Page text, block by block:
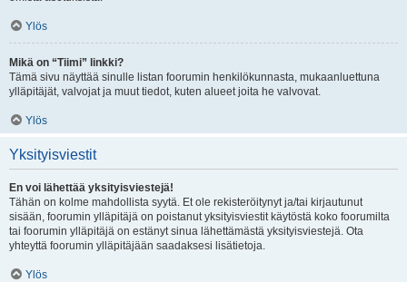
Ylös
Mikä on “Tiimi” linkki?
Tämä sivu näyttää sinulle listan foorumin henkilökunnasta, mukaanluettuna
ylläpitäjät, valvojat ja muut tiedot, kuten alueet joita he valvovat.
Ylös
Yksityisviestit
En voi lähettää yksityisviestejä!
Tähän on kolme mahdollista syytä. Et ole rekisteröitynyt ja/tai kirjautunut
sisään, foorumin ylläpitäjä on poistanut yksityisviestit käytöstä koko foorumilta
tai foorumin ylläpitäjä on estänyt sinua lähettämästä yksityisviestejä. Ota
yhteyttä foorumin ylläpitäjään saadaksesi lisätietoja.
Ylös